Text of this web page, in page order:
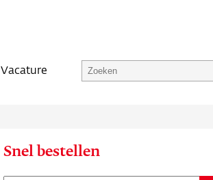
Vacature
Snel bestellen